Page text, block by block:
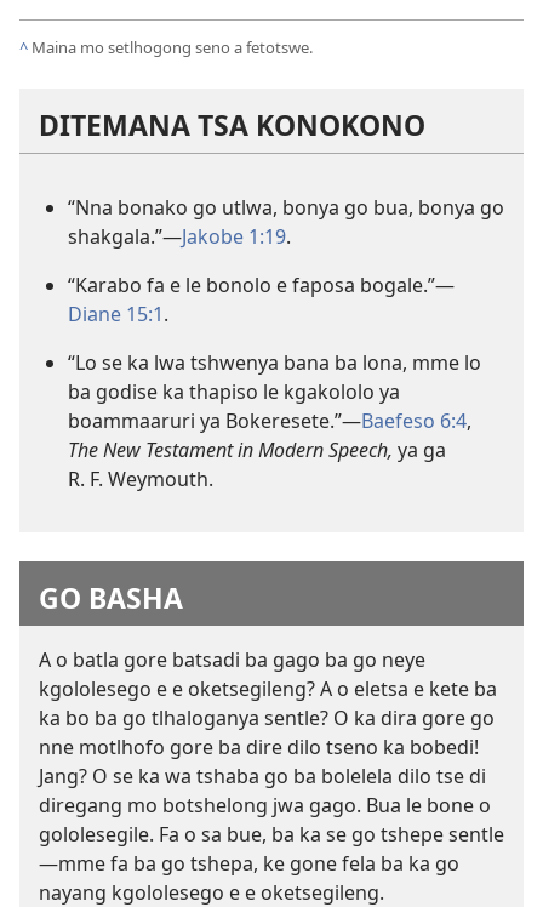
^ Maina mo setlhogong seno a fetotswe.
DITEMANA TSA KONOKONO
“Nna bonako go utlwa, bonya go bua, bonya go
shakgala.”—Jakobe 1:19.
“Karabo fa e le bonolo e faposa bogale.”—
Diane 15:1.
“Lo se ka lwa tshwenya bana ba lona, mme lo
ba godise ka thapiso le kgakololo ya
boammaaruri ya Bokeresete.”—Baefeso 6:4,
The New Testament in Modern Speech, ya ga
R. F. Weymouth.
GO BASHA
A o batla gore batsadi ba gago ba go neye
kgololesego e e oketsegileng? A o eletsa e kete ba
ka bo ba go tlhaloganya sentle? O ka dira gore go
nne motlhofo gore ba dire dilo tseno ka bobedi!
Jang? O se ka wa tshaba go ba bolelela dilo tse di
diregang mo botshelong jwa gago. Bua le bone o
gololesegile. Fa o sa bue, ba ka se go tshepe sentle
—mme fa ba go tshepa, ke gone fela ba ka go
nayang kgololesego e e oketsegileng.